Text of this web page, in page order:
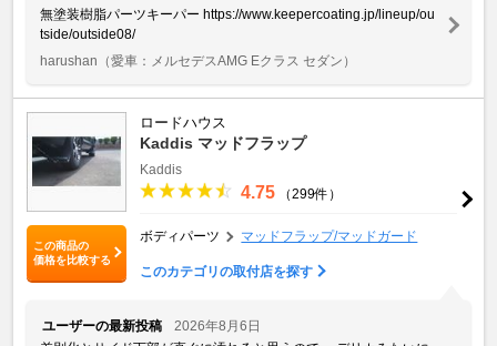
無塗装樹脂パーツキーパー https://www.keepercoating.jp/lineup/ou
tside/outside08/
harushan （愛車：メルセデスAMG Eクラス セダン）
この商品の
価格を比較する
ロードハウス
Kaddis マッドフラップ
Kaddis
4.75 （299件）
ボディパーツ マッドフラップ/マッドガード
このカテゴリの取付店を探す
ユーザーの最新投稿
2026年8月6日